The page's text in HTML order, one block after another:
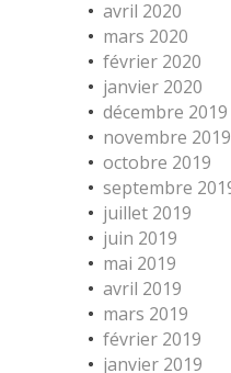
avril 2020
mars 2020
février 2020
janvier 2020
décembre 2019
novembre 2019
octobre 2019
septembre
juillet 2019
juin 2019
mai 2019
avril 2019
mars 2019
février 2019
janvier 2019